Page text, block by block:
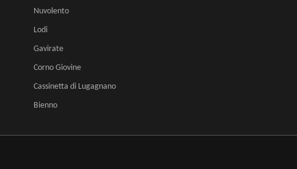
Nuvolento
Lodi
Gavirate
Corno Giovine
Cassinetta di Lugagnano
Bienno